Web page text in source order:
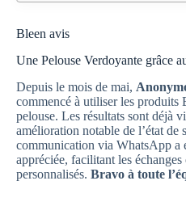
Bleen avis
Une Pelouse Verdoyante grâce
Depuis le mois de mai,
commencé à utiliser les produits
pelouse. Les résultats sont déjà
amélioration notable de l’état de
communication via WhatsApp a
appréciée, facilitant les échanges
personnalisés. Bravo à toute